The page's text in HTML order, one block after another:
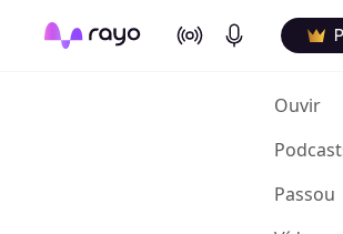
On Air Podcasts
Ouvir
Passou